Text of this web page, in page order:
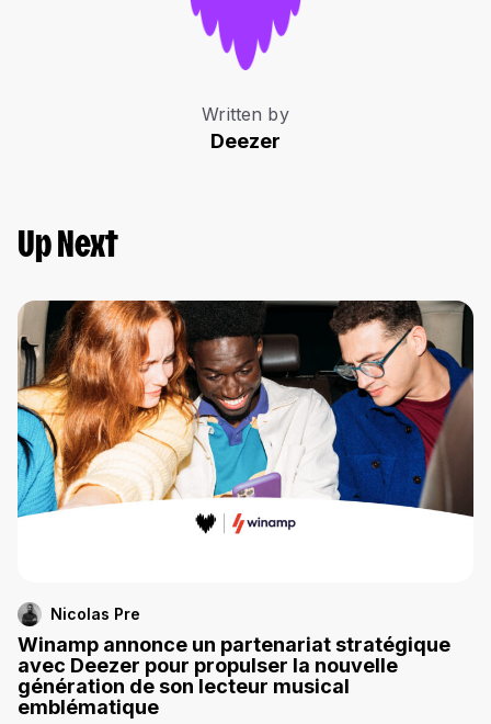
Written by
Deezer
Up Next
Nicolas Pre
Winamp annonce un partenariat stratégique
avec Deezer pour propulser la nouvelle
génération de son lecteur musical
emblématique